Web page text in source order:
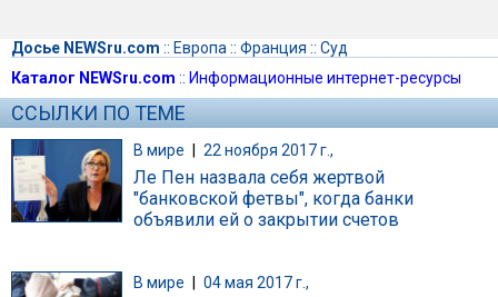
Досье NEWSru.com :: Европа :: Франция :: Суд
Каталог NEWSru.com :: Информационные интернет-ресурсы
ССЫЛКИ ПО ТЕМЕ
В мире | 22 ноября 2017 г.,
Ле Пен назвала себя жертвой
"банковской фетвы", когда банки
объявили ей о закрытии счетов
В мире 04 мая 2017 г.,